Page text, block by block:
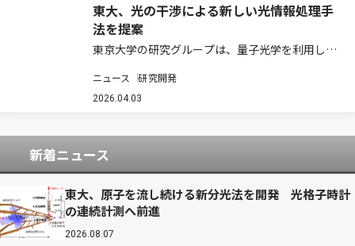
東大、光の干渉による新しい光情報処理手
法を提案
東京大学の研究グループは、量子光学を利用し
で、互いに相談しなくても衝突を避けられる新し
い手法を提案した（ニュースリリース）。さら
ショ…
ニュース 研究開発
2026.04.03
新着ニュース
東大、原子を流し続ける新分光法を開発 光格子時計
の連続計測へ前進
2026.08.07